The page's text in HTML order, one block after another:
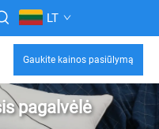
LT
Gaukite kainos pasiūlymą
pagalvėlė